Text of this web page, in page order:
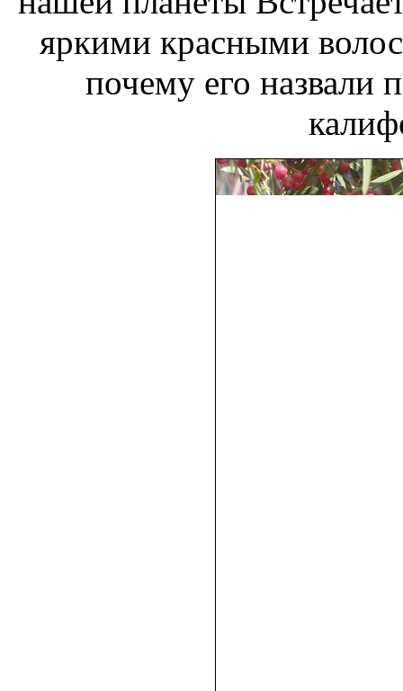
яркими красными
почему его назвали